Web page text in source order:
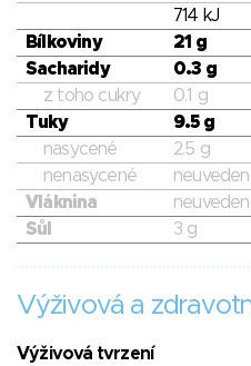
714 kJ
Bílkoviny
21 g
Sacharidy
0.3 g
z toho cukry
0.1 g
Tuky
9.5 g
nasycené
2.5 g
nenasycené
Vláknina
Sůl
3 g
Výživová a
Výživová tvrzení